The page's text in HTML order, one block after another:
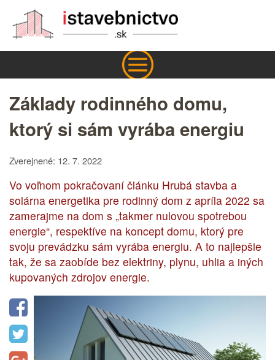
Základy rodinného domu,
ktorý si sám vyrába energiu
Zverejnené: 12. 7. 2022
Vo voľnom pokračovaní článku Hrubá stavba a
solárna energetika pre rodinný dom z apríla 2022 sa
zamerajme na dom s „takmer nulovou spotrebou
energie“, respektíve na koncept domu, ktorý pre
svoju prevádzku sám vyrába energiu. A to najlepšie
tak, že sa zaobíde bez elektriny, plynu, uhlia a iných
kupovaných zdrojov energie.